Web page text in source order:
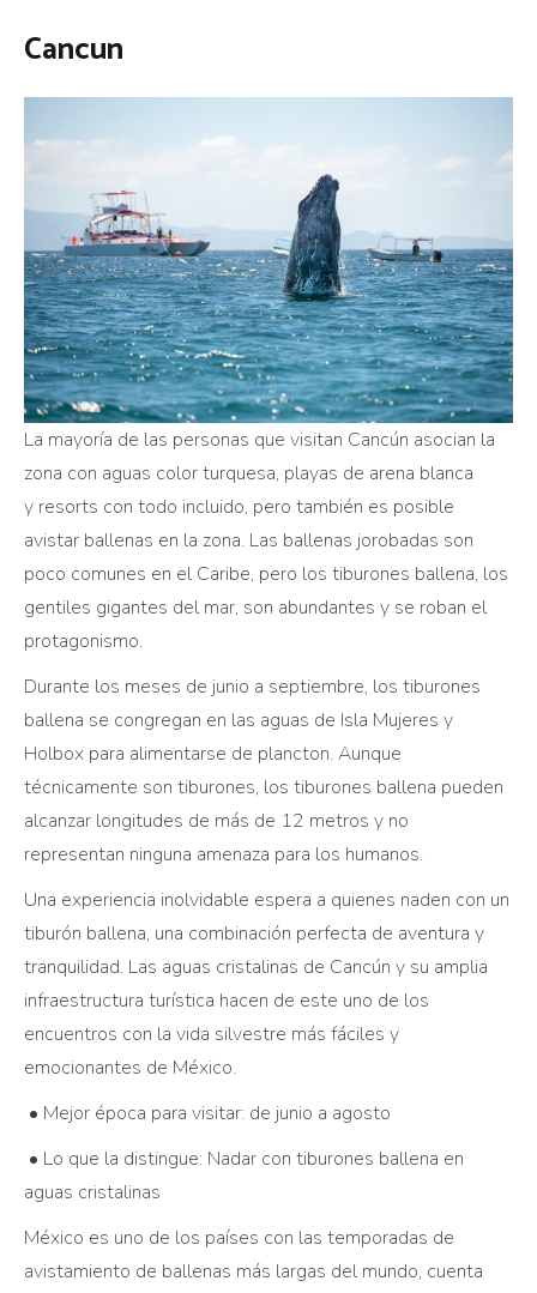
Cancun
La mayoría de las personas que visitan Cancún asocian la
zona con aguas color turquesa, playas de arena blanca
y resorts con todo incluido, pero también es posible
avistar ballenas en la zona. Las ballenas jorobadas son
poco comunes en el Caribe, pero los tiburones ballena, los
gentiles gigantes del mar, son abundantes y se roban el
protagonismo.
Durante los meses de junio a septiembre, los tiburones
ballena se congregan en las aguas de Isla Mujeres y
Holbox para alimentarse de plancton. Aunque
técnicamente son tiburones, los tiburones ballena pueden
alcanzar longitudes de más de 12 metros y no
representan ninguna amenaza para los humanos.
Una experiencia inolvidable espera a quienes naden con un
tiburón ballena, una combinación perfecta de aventura y
tranquilidad. Las aguas cristalinas de Cancún y su amplia
infraestructura turística hacen de este uno de los
encuentros con la vida silvestre más fáciles y
emocionantes de México.
• Mejor época para visitar: de junio a agosto
• Lo que la distingue: Nadar con tiburones ballena en
aguas cristalinas
México es uno de los países con las temporadas de
avistamiento de ballenas más largas del mundo, cuenta